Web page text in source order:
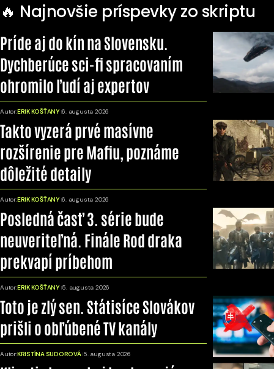
🔥 Najnovšie príspevky zo skriptu
Príde aj do kín na Slovensku.
Dychberúce sci-fi spracovaním
ohromilo ľudí aj expertov
Autor:ERIK KOŠŤANY 6. augusta 2026
Takto vyzerá prvé masívne
rozšírenie pre Mafiu, poznáme
dôležité detaily
Autor:ERIK KOŠŤANY 6. augusta 2026
Posledná časť 3. série bude
neuveriteľná. Finále Rod draka
prekvapí príbehom
Autor:ERIK KOŠŤANY 5. augusta 2026
Toto je zlý sen. Státisíce Slovákov
prišli o obľúbené TV kanály
Autor:KRISTÍNA SUDOROVÁ 5. augusta 2026